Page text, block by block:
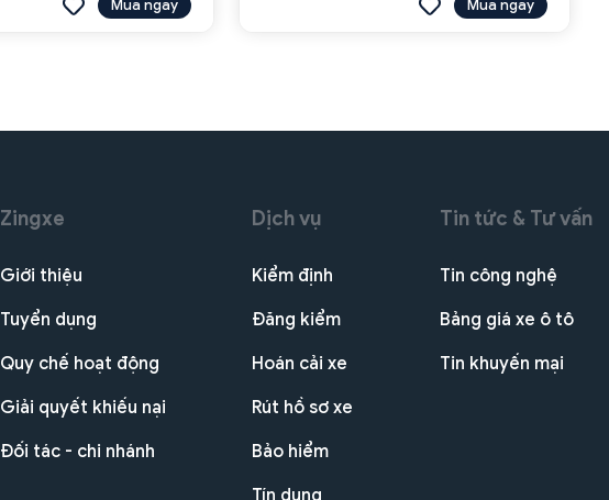
Mua ngay
Mua ngay
Zingxe
Giới thiệu
Tuyển dụng
Quy chế hoạt động
Giải quyết khiếu nại
Đối tác - chi nhánh
Dịch vụ
Kiểm định
Đăng kiểm
Hoán cải xe
Rút hồ sơ xe
Bảo hiểm
Tín dụng
Tin tức & Tư vấn
Tin công nghệ
Bảng giá xe ô tô
Tin khuyến mại